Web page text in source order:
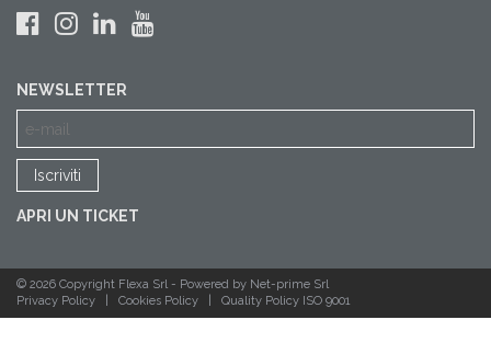
NEWSLETTER
APRI UN TICKET
© 2026 Copyright Flexa Srl - Powered by Net-prime Srl
Privacy Policy
Cookies Policy Quality Policy ISO 9001